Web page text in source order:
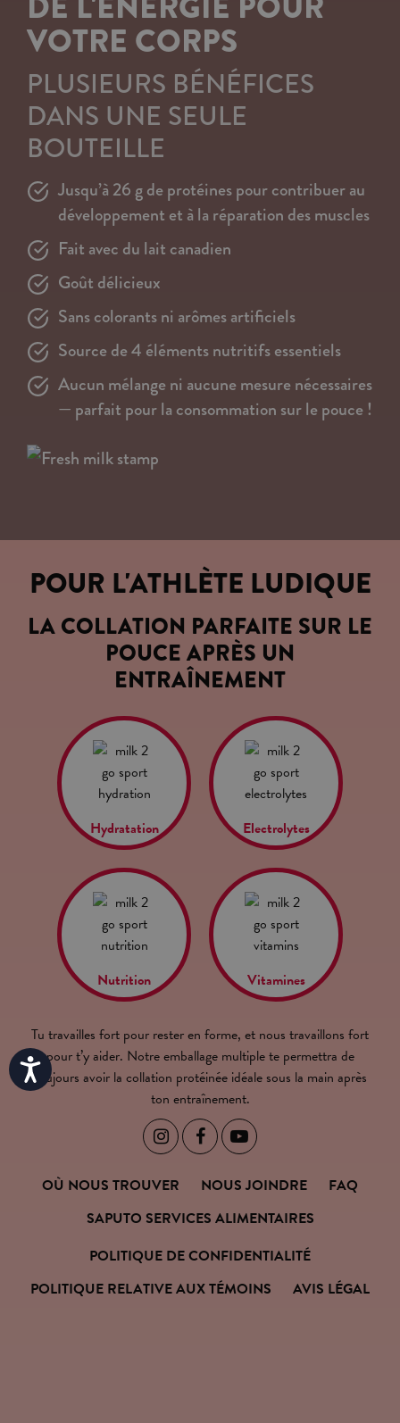
Accessibility
VOTRE CORPS
PLUSIEURS BÉNÉFICES
DANS UNE SEULE
BOUTEILLE
Jusqu’à 26 g de protéines pour contribuer au
développement et à la réparation des muscles
Fait avec du lait canadien
Goût délicieux
Sans colorants ni arômes artificiels
Source de 4 éléments nutritifs essentiels
Aucun mélange ni aucune mesure nécessaires
— parfait pour la consommation sur le pouce !
POUR L'ATHLÈTE LUDIQUE
LA COLLATION PARFAITE SUR LE
POUCE APRÈS UN
ENTRAÎNEMENT
Hydratation Electrolytes
Nutrition Vitamines
Tu travailles fort pour rester en forme, et nous travaillons fort
pour t’y aider. Notre emballage multiple te permettra de
toujours avoir la collation protéinée idéale sous la main après
ton entraînement.
  
OÙ NOUS TROUVER NOUS JOINDRE
FAQ
SAPUTO SERVICES ALIMENTAIRES
POLITIQUE DE CONFIDENTIALITÉ
POLITIQUE RELATIVE AUX TÉMOINS
AVIS LÉGAL